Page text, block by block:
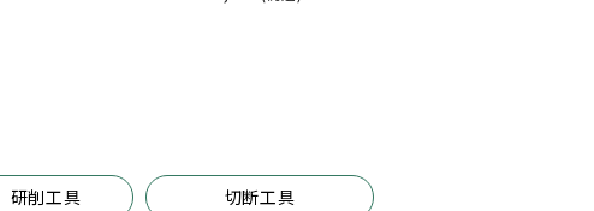
研削工具 切断工具